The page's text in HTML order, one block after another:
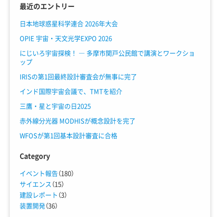
最近のエントリー
日本地球惑星科学連合 2026年大会
OPIE 宇宙・天文光学EXPO 2026
にじいろ宇宙探検！ ― 多摩市関戸公民館で講演とワークショ
ップ
IRISの第1回最終設計審査会が無事に完了
インド国際宇宙会議で、TMTを紹介
三鷹・星と宇宙の日2025
赤外線分光器 MODHISが概念設計を完了
WFOSが第1回基本設計審査に合格
Category
イベント報告（180）
サイエンス （15）
建設レポート （3）
装置開発（36）